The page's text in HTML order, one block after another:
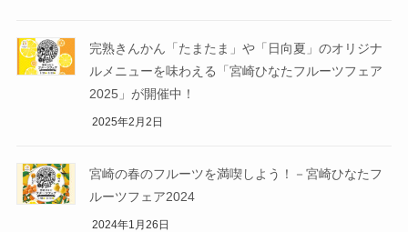
完熟きんかん「たまたま」や「日向夏」のオリジナ
ルメニューを味わえる「宮崎ひなたフルーツフェア
2025」が開催中！
2025年2月2日
宮崎の春のフルーツを満喫しよう！－宮崎ひなたフ
ルーツフェア2024
2024年1月26日